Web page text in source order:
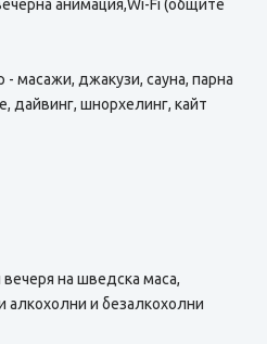
анимация,Wi-Fi (общите
масажи, джакузи, сауна, парна
дайвинг, шнорхелинг, кайт
на шведска маса,
и безалкохолни